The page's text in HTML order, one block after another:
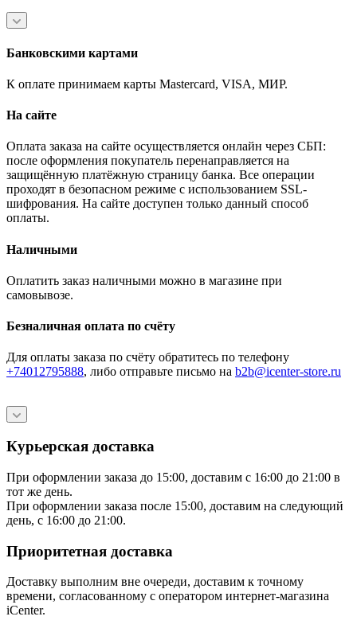
Банковскими картами
К оплате принимаем карты Mastercard, VISA, МИР.
На сайте
Оплата заказа на сайте осуществляется онлайн через СБП:
после оформления покупатель перенаправляется на
защищённую платёжную страницу банка. Все операции
проходят в безопасном режиме с использованием SSL-
шифрования. На сайте доступен только данный способ
оплаты.
Наличными
Оплатить заказ наличными можно в магазине при
самовывозе.
Безналичная оплата по счёту
Для оплаты заказа по счёту обратитесь по телефону
+74012795888, либо отправьте письмо на b2b@icenter-store.ru
Курьерская доставка
При оформлении заказа до 15:00, доставим с 16:00 до 21:00 в
тот же день.
При оформлении заказа после 15:00, доставим на следующий
день, с 16:00 до 21:00.
Приоритетная доставка
Доставку выполним вне очереди, доставим к точному
времени, согласованному с оператором интернет-магазина
iCenter.